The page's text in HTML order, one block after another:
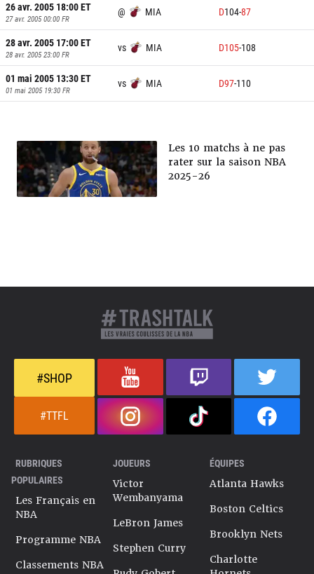
26 avr. 2005 18:00ET
27 avr. 2005 00:00 FR
@ MIA D104-87
28 avr. 2005 17:00ET
28 avr. 2005 23:00 FR
vs MIA D105-108
01 mai 2005 13:30ET
01 mai 2005 19:30 FR
vs MIA D97-110
Les 10 matchs à ne pas
rater sur la saison NBA
2025-26
#SHOP
#TTFL
RUBRIQUES
POPULAIRES
Les Français en
NBA
Programme NBA
Classements NBA
JOUEURS
Victor
Wembanyama
LeBron James
Stephen Curry
ÉQUIPES
Atlanta Hawks
Boston Celtics
Brooklyn Nets
Charlotte